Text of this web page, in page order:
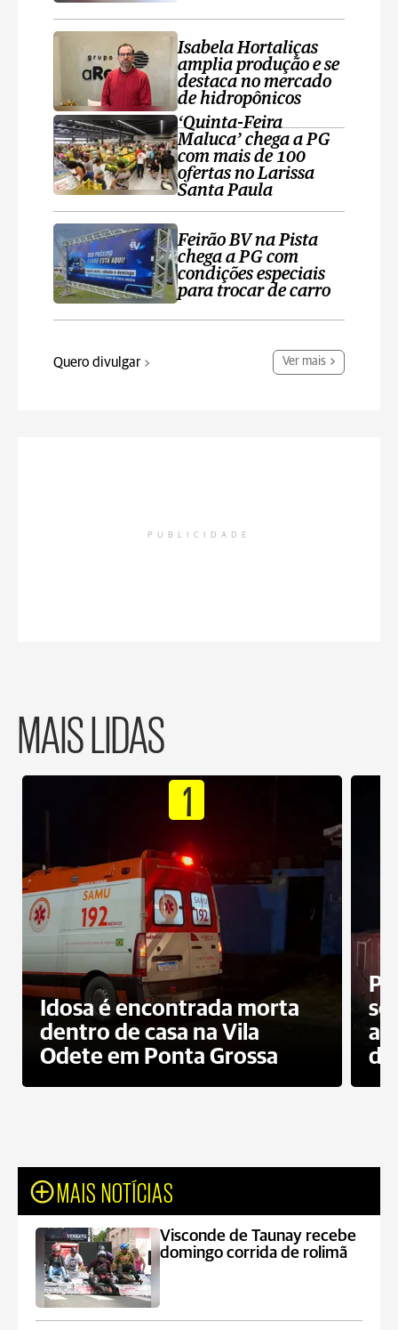
Isabela Hortaliças
amplia produção e se
destaca no mercado
de hidropônicos
‘Quinta-Feira
Maluca’ chega a PG
com mais de 100
ofertas no Larissa
Santa Paula
Feirão BV na Pista
chega a PG com
condições especiais
para trocar de carro
Quero divulgar Ver mais
PUBLICIDADE
MAIS LIDAS
1
Idosa é encontrada morta
dentro de casa na Vila
Odete em Ponta Grossa
do
MAIS NOTÍCIAS
Visconde de Taunay recebe
domingo corrida de rolimã